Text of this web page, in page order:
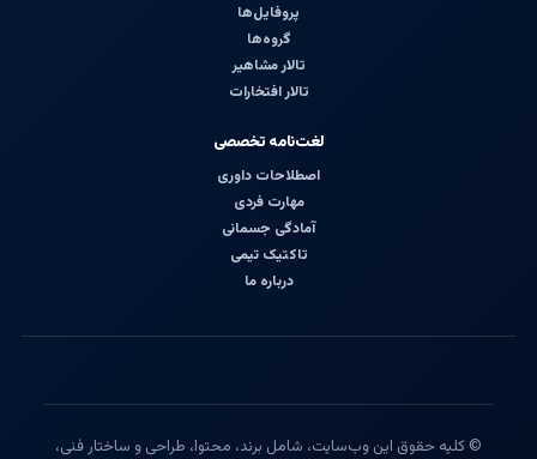
پروفایل‌ها
گروه‌ها
تالار مشاهیر
تالار افتخارات
لغت‌نامه تخصصی
اصطلاحات داوری
مهارت فردی
آمادگی جسمانی
تاکتیک تیمی
درباره ما
© کلیه حقوق این وب‌سایت، شامل برند، محتوا، طراحی و ساختار فنی،